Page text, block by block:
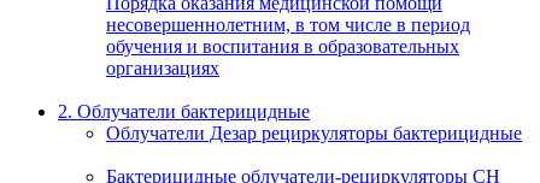
несовершеннолетним, в том числе в период
обучения и воспитания в образовательных
организациях
2. Облучатели бактерицидные
Облучатели Дезар рециркуляторы бактерицидные
Бактерицидные облучатели-рециркуляторы СН